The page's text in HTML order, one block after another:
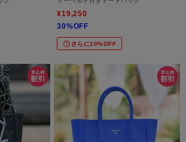
¥19,250
30%OFF
さらに10%OFF